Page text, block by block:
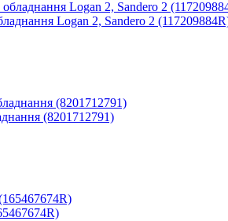
Logan 2, Sandero 2
(8201712791)